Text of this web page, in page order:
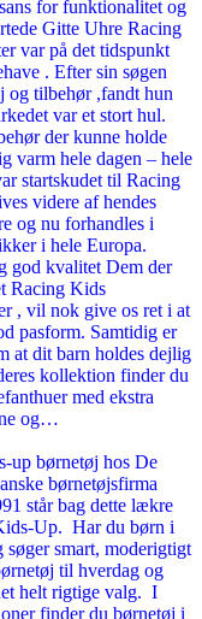
for funktionalitet og
Gitte Uhre Racing
var på det tidspunkt
. Efter sin søgen
og tilbehør ,fandt hun
var et stort hul.
der kunne holde
varm hele dagen – hele
startskudet til Racing
videre af hendes
og nu forhandles i
i hele Europa.
god kvalitet Dem der
Racing Kids
, vil nok give os ret i at
pasform. Samtidig er
at dit barn holdes dejlig
kollektion finder du
med ekstra
og…
up børnetøj hos De
børnetøjsfirma
står bag dette lækre
Up. Har du børn i
søger smart, moderigtigt
til hverdag og
helt rigtige valg. I
finder du børnetøj i